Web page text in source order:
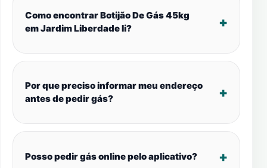
Como encontrar Botijão De Gás 45kg
em Jardim Liberdade Ii?
Por que preciso informar meu endereço
antes de pedir gás?
Posso pedir gás online pelo aplicativo?